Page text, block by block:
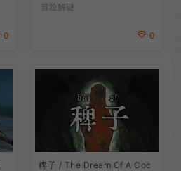
0
冒险解谜
0
稗子 / The Dream Of A Coc